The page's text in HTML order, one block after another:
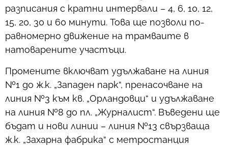
разписания с кратни интервали – 4, 6, 10, 12,
15, 20, 30 и 60 минути. Това ще позволи по-
равномерно движение на трамваите в
натоварените участъци.
Промените включват удължаване на линия
№1 до ж.к. „Западен парк“, пренасочване на
линия №3 към кв. „Орландовци“ и удължаване
на линия №8 до пл. „Журналист“. Въведени ще
бъдат и нови линии – линия №13 свързваща
ж.к. „Захарна фабрика“ с метростанция